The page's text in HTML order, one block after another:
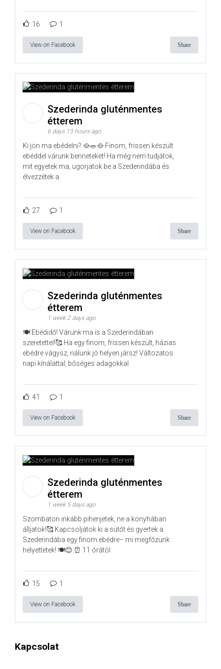
16 1
View on Facebook Share
Szederinda gluténmentes
étterem
6 days 13 hours ago
Ki jön ma ebédelni? 🥘🥗🥘 Finom, frissen készült
ebéddel várunk benneteket! Ha még nem tudjátok,
mit egyetek ma, ugorjatok be a Szederindába és
élvezzétek a
27 1
View on Facebook Share
Szederinda gluténmentes
étterem
1 week 2 days ago
🍽️ Ebédidő! Várunk ma is a Szederindában
szeretettel!🥰 Ha egy finom, frissen készült, házias
ebédre vágysz, nálunk jó helyen jársz! Változatos
napi kínálattal, bőséges adagokkal
41 1
View on Facebook Share
Szederinda gluténmentes
étterem
1 week 5 days ago
Szombaton inkább pihenjetek, ne a konyhában
álljatok!🥰 Kapcsoljátok ki a sütőt és gyertek a
Szederindába egy finom ebédre– mi megfőzünk
helyettetek! 🍽️😊 ⏰ 11 órától
15 1
View on Facebook Share
Kapcsolat